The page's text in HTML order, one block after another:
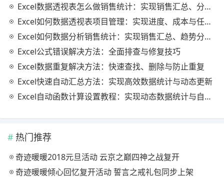
Excel数据透视表怎么做销售统计：实现销售汇总、分析与动态监控
Excel如何数据透视表项目管理：实现进度、成本与任务的高效分析
Excel如何数据分析销售统计：实现销售汇总、趋势分析与业绩优化
Excel公式错误解决方法：全面排查与修复技巧
Excel数据重复解决方法：快速查找、删除与防止重复
Excel快速自动汇总方法：实现高效数据统计与动态更新
Excel自动函数计算设置教程：实现动态数据统计与自动更新
热门推荐
奇迹暖暖2018元旦活动 云京之巅四神之战复开
奇迹暖暖倾心回忆复开活动 誓言之戒礼包同步上架